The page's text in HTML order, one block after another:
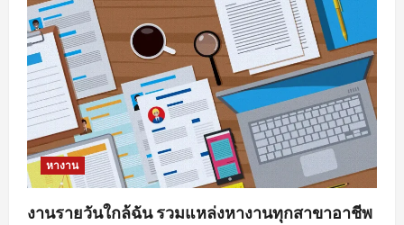
หางาน
งานรายวันใกล้ฉัน รวมแหล่งหางานทุกสาขาอาชีพ